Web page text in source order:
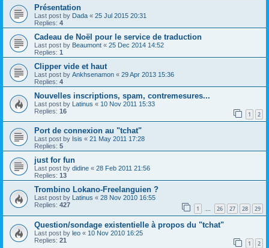
Présentation
Last post by Dada « 25 Jul 2015 20:31
Replies: 4
Cadeau de Noël pour le service de traduction
Last post by Beaumont « 25 Dec 2014 14:52
Replies: 1
Clipper vide et haut
Last post by Ankhsenamon « 29 Apr 2013 15:36
Replies: 4
Nouvelles inscriptions, spam, contremesures...
Last post by Latinus « 10 Nov 2011 15:33
Replies: 16 1 2
Port de connexion au "tchat"
Last post by Isis « 21 May 2011 17:28
Replies: 5
just for fun
Last post by didine « 28 Feb 2011 21:56
Replies: 13
Trombino Lokano-Freelanguien ?
Last post by Latinus « 28 Nov 2010 16:55
Replies: 427 1 … 26 27 28 29
Question/sondage existentielle à propos du "tchat"
Last post by leo « 10 Nov 2010 16:25
Replies: 21 1 2